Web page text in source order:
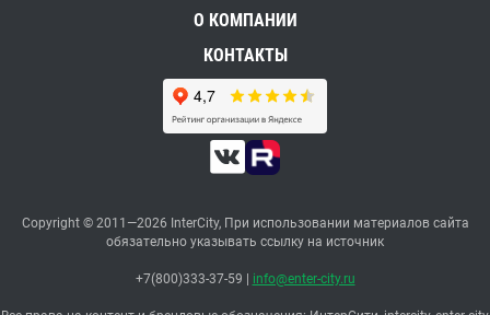
О КОМПАНИИ
КОНТАКТЫ
Copyright © 2011—2026 InterCity, При использовании материалов сайта
обязательно указывать ссылку на источник
+7(800)333-37-59 info@enter-city.ru